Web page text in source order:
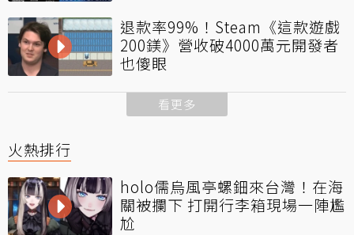
退款率99%！Steam《這款遊戲
200鎂》營收破4000萬元開發者
也傻眼
看更多
火熱排行
holo儒烏風亭螺鈿來台灣！在海
關被攔下 打開行李箱現場一陣尷
尬